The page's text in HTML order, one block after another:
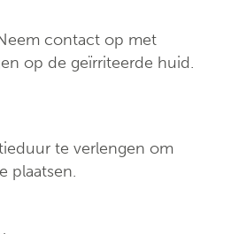
contact op met
op de geïrriteerde huid.
te verlengen om
plaatsen.